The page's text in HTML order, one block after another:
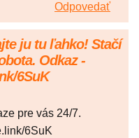
Odpovedať
ju tu ľahko! Stačí
Odkaz -
6SuK
pre vás 24/7.
6SuK